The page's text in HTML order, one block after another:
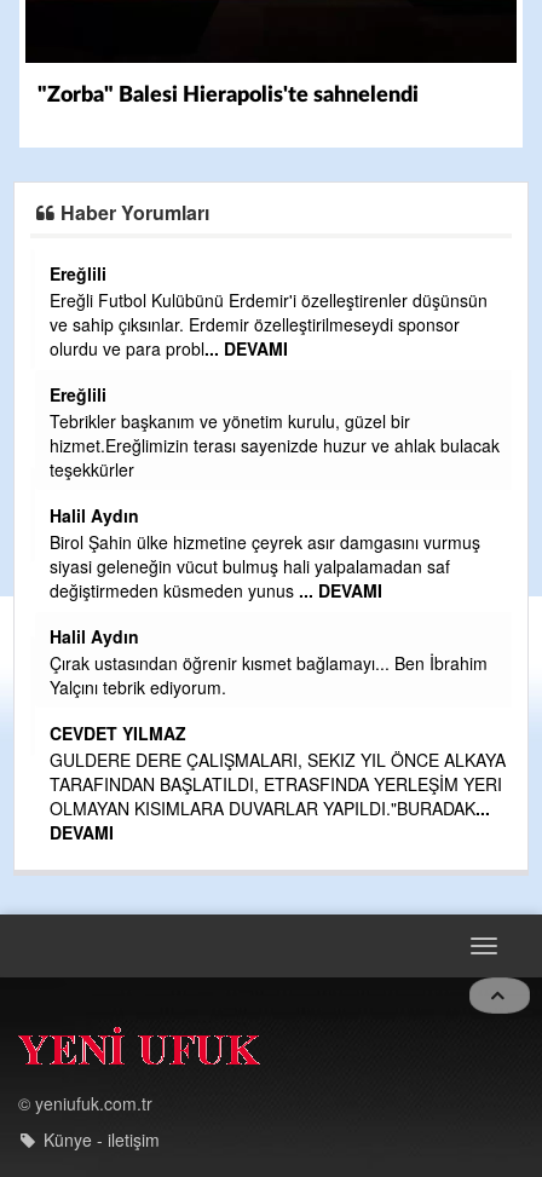
"Zorba" Balesi Hierapolis'te sahnelendi
Haber Yorumları
Ereğlili
Ereğli Futbol Kulübünü Erdemir'i özelleştirenler düşünsün
ve sahip çıksınlar. Erdemir özelleştirilmeseydi sponsor
olurdu ve para probl... DEVAMI
Ereğlili
Tebrikler başkanım ve yönetim kurulu, güzel bir
hizmet.Ereğlimizin terası sayenizde huzur ve ahlak bulacak
teşekkürler
Halil Aydın
Birol Şahin ülke hizmetine çeyrek asır damgasını vurmuş
siyasi geleneğin vücut bulmuş hali yalpalamadan saf
değiştirmeden küsmeden yunus ... DEVAMI
Halil Aydın
Çırak ustasından öğrenir kısmet bağlamayı... Ben İbrahim
Yalçını tebrik ediyorum.
CEVDET YILMAZ
GULDERE DERE ÇALIŞMALARI, SEKIZ YIL ÖNCE ALKAYA
TARAFINDAN BAŞLATILDI, ETRASFINDA YERLEŞİM YERI
OLMAYAN KISIMLARA DUVARLAR YAPILDI."BURADAK...
DEVAMI
Toggle
© yeniufuk.com.tr
Künye - iletişim